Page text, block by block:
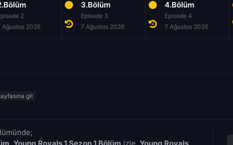
2
Ağustos 2026
3.Bölüm
Episode 3
7 Ağustos 2026
4.Bölüm
Episode 4
7 Ağustos 2026
, Young Royals 1.Sezon 1.Bölüm izle, Young Royals